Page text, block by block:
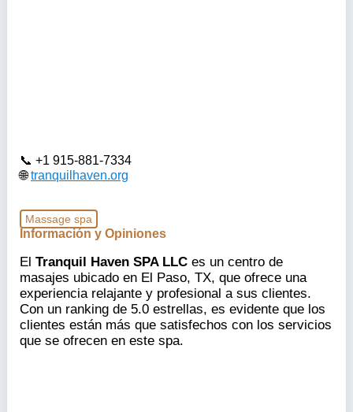
+1 915-881-7334
tranquilhaven.org
Massage spa
Información y Opiniones
El Tranquil Haven SPA LLC es un centro de
masajes ubicado en El Paso, TX, que ofrece una
experiencia relajante y profesional a sus clientes.
Con un ranking de 5.0 estrellas, es evidente que los
clientes están más que satisfechos con los servicios
que se ofrecen en este spa.